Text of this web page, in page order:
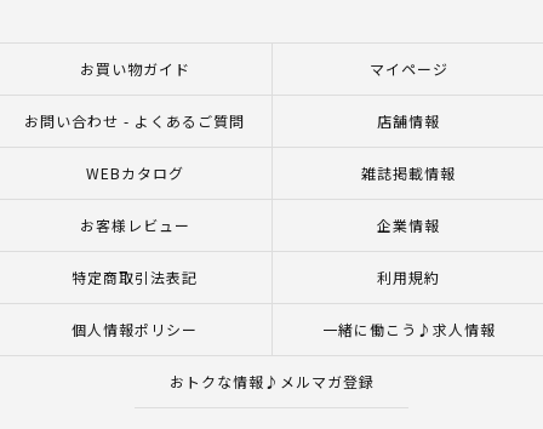
お買い物ガイド マイページ
お問い合わせ - よくあるご質問 店舗情報
WEBカタログ 雑誌掲載情報
お客様レビュー 企業情報
特定商取引法表記 利用規約
個人情報ポリシー 一緒に働こう♪求人情報
おトクな情報♪メルマガ登録